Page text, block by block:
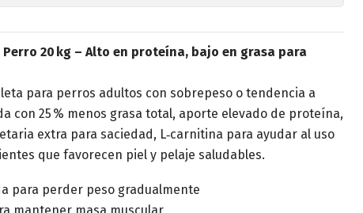
20 kg – Alto en proteína, bajo en grasa para
para perros adultos con sobrepeso o tendencia a
con 25 % menos grasa total, aporte elevado de proteína,
extra para saciedad, L‑carnitina para ayudar al uso
que favorecen piel y pelaje saludables.
para perder peso gradualmente